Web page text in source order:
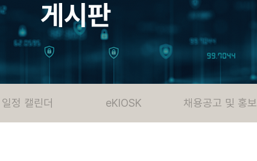
게시판
일정 캘린더 eKIOSK 채용공고 및 홍보